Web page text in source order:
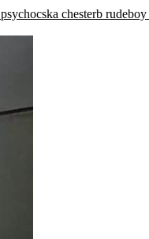
psychocska chesterb rudeboy